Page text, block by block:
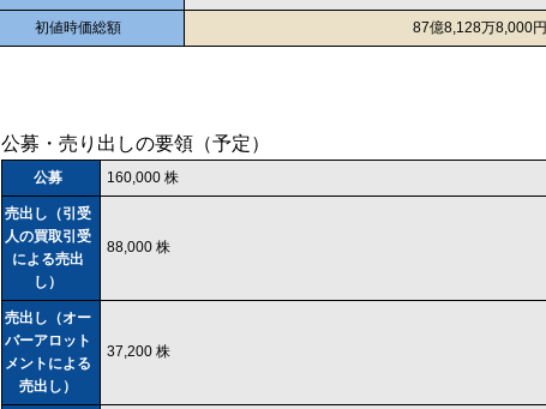
初値時価総額 87億8,128万8,000円
公募・売り出しの要領（予定）
公募 160,000 株
売出し（引受
人の買取引受
による売出
し）
88,000 株
売出し（オー
バーアロット
メントによる
売出し）
37,200 株